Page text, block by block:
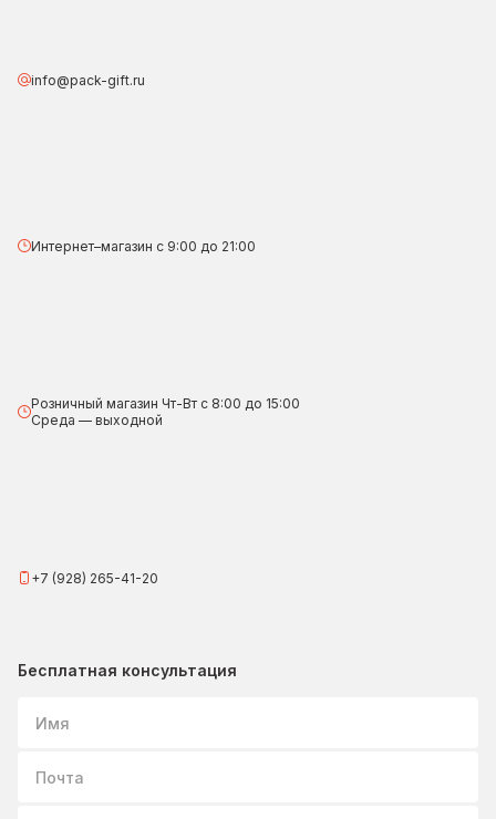
info@pack-gift.ru
Интернет–магазин с 9:00 до 21:00
Розничный магазин Чт-Вт с 8:00 до 15:00
Среда — выходной
+7 (928) 265-41-20
Бесплатная консультация